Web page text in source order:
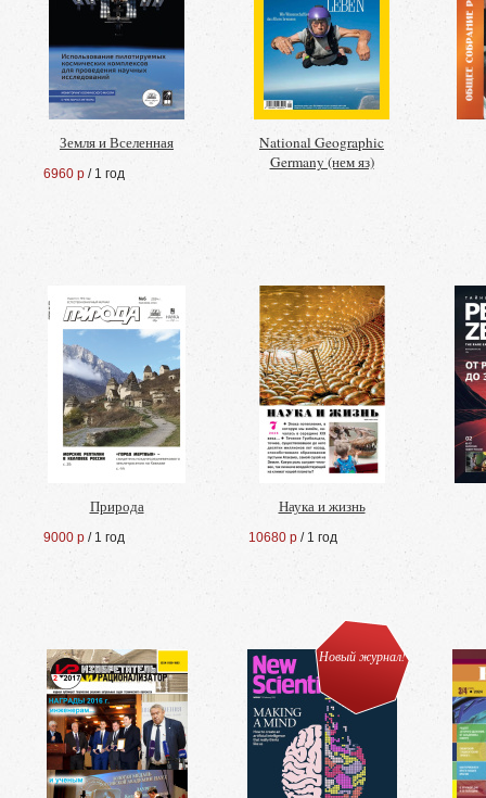
Земля и Вселенная
6960 р / 1 год
National Geographic
Germany (нем яз)
Природа
9000 р / 1 год
Наука и жизнь
10680 р / 1 год
Новый журнал!